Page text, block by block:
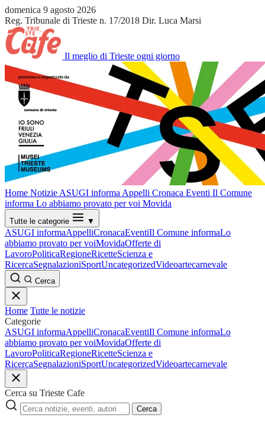
domenica 9 agosto 2026
Reg. Tribunale di Trieste n. 17/2018 Dir. Luca Marsi
Il meglio di Trieste ogni giorno
Home Notizie ASUGI informa Appelli Cronaca Eventi Il Comune
informa Lo abbiamo provato per voi Movida
Tutte le categorie ▼
ASUGI informaAppelliCronacaEventiIl Comune informaLo
abbiamo provato per voiMovidaOfferte di
LavoroPoliticaRegioneRicetteScienza e
RicercaSegnalazioniSportUncategorizedVideoartecarnevale
Cerca
Home Tutte le notizie
Categorie
ASUGI informaAppelliCronacaEventiIl Comune informaLo
abbiamo provato per voiMovidaOfferte di
LavoroPoliticaRegioneRicetteScienza e
RicercaSegnalazioniSportUncategorizedVideoartecarnevale
Cerca su Trieste Cafe
Cerca